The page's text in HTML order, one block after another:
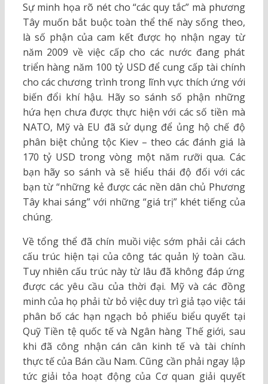
Sự minh họa rõ nét cho “các quy tắc” mà phương
Tây muốn bắt buộc toàn thể thế này sống theo,
là số phận của cam kết được họ nhận ngay từ
năm 2009 về việc cấp cho các nước đang phát
triển hàng năm 100 tỷ USD để cung cấp tài chính
cho các chương trình trong lĩnh vực thích ứng với
biến đổi khí hậu. Hãy so sánh số phận những
hứa hẹn chưa được thực hiện với các số tiền mà
NATO, Mỹ và EU đã sử dụng để ủng hộ chế độ
phân biệt chủng tộc Kiev – theo các đánh giá là
170 tỷ USD trong vòng một năm rưỡi qua. Các
bạn hãy so sánh và sẽ hiểu thái độ đối với các
bạn từ “những kẻ được các nền dân chủ Phương
Tây khai sáng” với những “giá trị” khét tiếng của
chúng.
Về tổng thể đã chín muồi việc sớm phải cải cách
cấu trúc hiện tại của công tác quản lý toàn cầu.
Tuy nhiên cấu trúc này từ lâu đã không đáp ứng
được các yêu cầu của thời đại. Mỹ và các đồng
minh của họ phải từ bỏ việc duy trì giả tạo việc tái
phân bố các hạn ngạch bỏ phiếu biểu quyết tại
Quỹ Tiền tệ quốc tế và Ngân hàng Thế giới, sau
khi đã công nhận cán cân kinh tế và tài chính
thực tế của Bán cầu Nam. Cũng cần phải ngay lập
tức giải tỏa hoạt động của Cơ quan giải quyết